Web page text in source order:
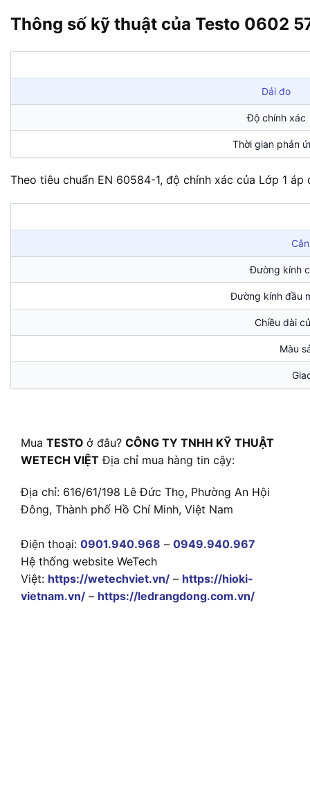
Thông số kỹ thuật của Testo 0602
Dải đo
Độ chính xác
Thời gian phản
Theo tiêu chuẩn EN 60584-1, độ chính xác của Lớp 1
Đường kính
Đường kính đầu
Chiều dài
Màu
Mua TESTO ở đâu? CÔNG TY TNHH KỸ THUẬT
WETECH VIỆT Địa chỉ mua hàng tin cậy:
Địa chỉ: 616/61/198 Lê Đức Thọ, Phường An Hội
Đông, Thành phố Hồ Chí Minh, Việt Nam
Điện thoại: 0901.940.968 – 0949.940.967
Hệ thống website WeTech
Việt: https://wetechviet.vn/ – https://hioki-
vietnam.vn/ – https://ledrangdong.com.vn/